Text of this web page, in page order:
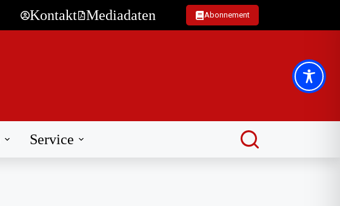
Kontakt Mediadaten Abonnement
Service